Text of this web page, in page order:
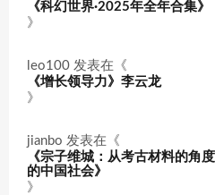
《科幻世界·2025年全年合集》
》
leo100 发表在《
《增长领导力》李云龙
》
jianbo 发表在《
《宗子维城：从考古材料的角
的中国社会》
》